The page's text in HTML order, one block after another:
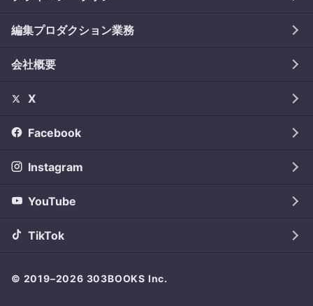
編集プロダクション業務
会社概要
X
Facebook
Instagram
YouTube
TikTok
© 2019–2026 303BOOKS Inc.